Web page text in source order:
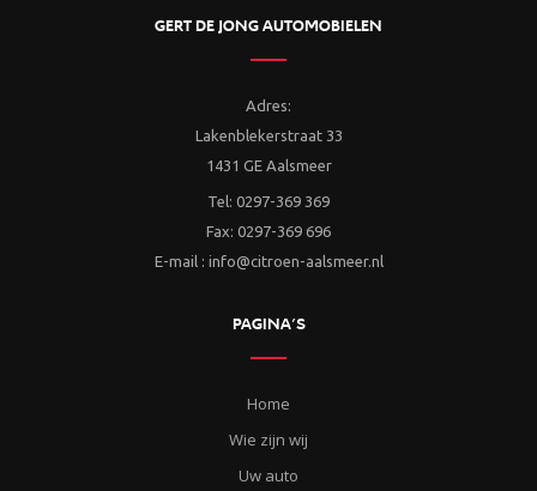
GERT DE JONG AUTOMOBIELEN
Adres:
Lakenblekerstraat 33
1431 GE Aalsmeer
Tel: 0297-369 369
Fax: 0297-369 696
E-mail : info@citroen-aalsmeer.nl
PAGINA’S
Home
Wie zijn wij
Uw auto